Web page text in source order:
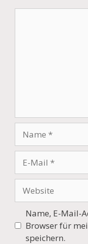
Mail
Name, E-Mail-
Browser für
speichern.